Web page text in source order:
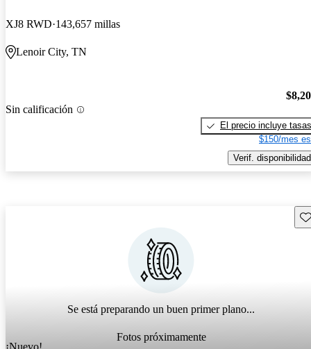
XJ8 RWD 143,657 millas
Lenoir City, TN
Sin calificación
El precio incluye tasas
$150/mes
Verif. disponibilidad
Se está preparando un buen primer plano...
Fotos próximamente
¡Nuevo!